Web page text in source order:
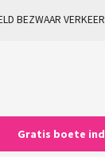
BEZWAAR
Gratis boete